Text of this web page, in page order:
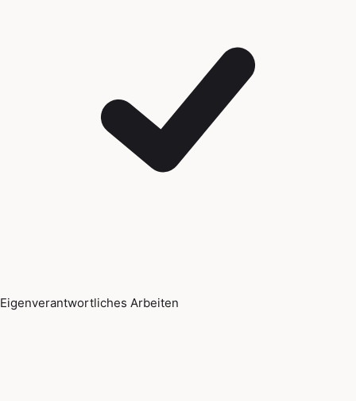
Eigenverantwortliches Arbeiten